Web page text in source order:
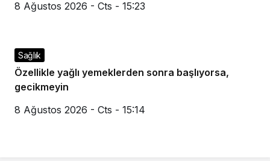
8 Ağustos 2026 - Cts - 15:23
Sağlık
Özellikle yağlı yemeklerden sonra başlıyorsa,
gecikmeyin
8 Ağustos 2026 - Cts - 15:14